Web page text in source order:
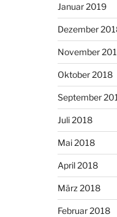
Januar 2019
Dezember
November
Oktober 2018
September
Juli 2018
Mai 2018
April 2018
März 2018
Februar 2018